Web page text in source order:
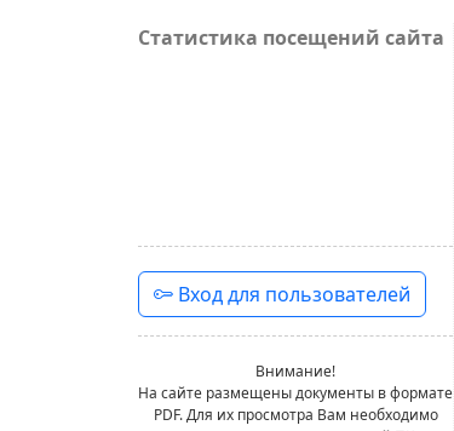
Статистика посещений сайта
Вход для пользователей
Внимание!
На сайте размещены документы в формате
PDF. Для их просмотра Вам необходимо